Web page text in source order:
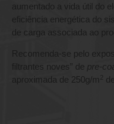
aumentado a vida útil do
eficiência energética do
de carga associada ao
Recomenda-se pelo
filtrantes noves” de pre-
aproximada de 250g/m